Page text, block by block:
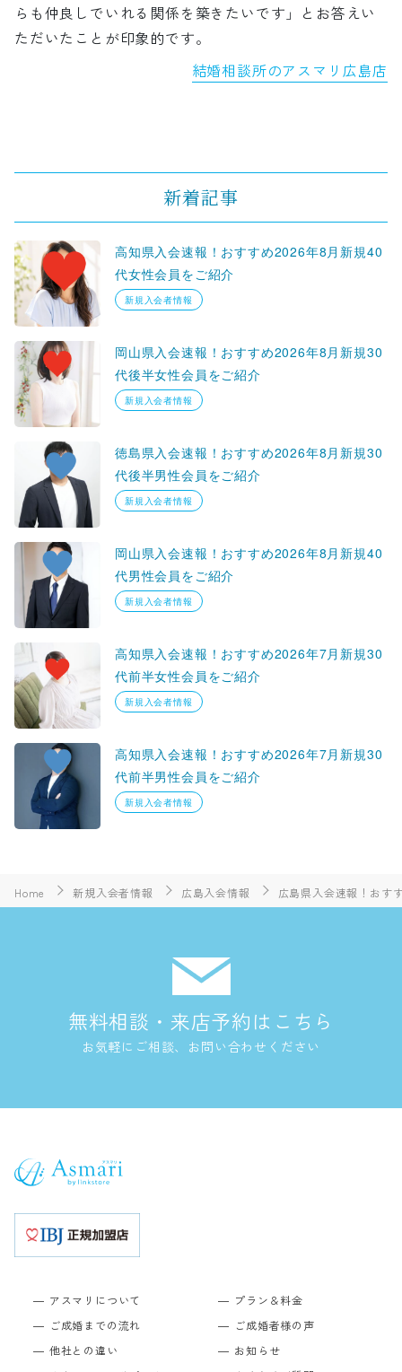
らも仲良しでいれる関係を築きたいです」とお答えい
ただいたことが印象的です。
結婚相談所のアスマリ広島店
新着記事
高知県入会速報！おすすめ2026年8月新規40
代女性会員をご紹介
新規入会者情報
岡山県入会速報！おすすめ2026年8月新規30
代後半女性会員をご紹介
新規入会者情報
徳島県入会速報！おすすめ2026年8月新規30
代後半男性会員をご紹介
新規入会者情報
岡山県入会速報！おすすめ2026年8月新規40
代男性会員をご紹介
新規入会者情報
高知県入会速報！おすすめ2026年7月新規30
代前半女性会員をご紹介
新規入会者情報
高知県入会速報！おすすめ2026年7月新規30
代前半男性会員をご紹介
新規入会者情報
Home 新規入会者情報 広島入会情報 広島県入会速報！おす
無料相談・来店予約はこちら
お気軽にご相談、お問い合わせください
アスマリについて
ご成婚までの流れ
他社との違い
プラン＆料金
ご成婚者様の声
お知らせ